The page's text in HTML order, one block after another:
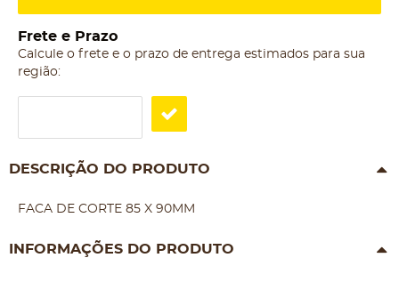
Frete e Prazo
Calcule o frete e o prazo de entrega estimados para sua
região:
DESCRIÇÃO DO PRODUTO
FACA DE CORTE 85 X 90MM
INFORMAÇÕES DO PRODUTO